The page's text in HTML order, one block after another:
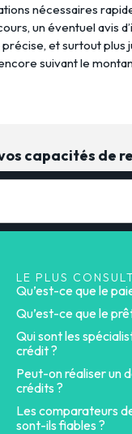
nécessaires
un éventuel avis
et surtout
suivant le
capacités de
LE PLUS
Qu’est-ce que le
Qu’est-ce que le
Qui sont les
crédit ?
Peut-on réaliser un
crédits ?
Les comparateurs
sont-ils fiables ?